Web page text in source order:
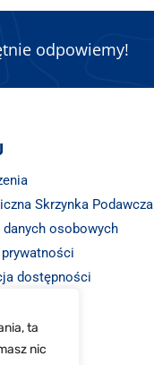
ta
nic
odpowiemy!
Skrzynka Podawcza
danych osobowych
dostępności